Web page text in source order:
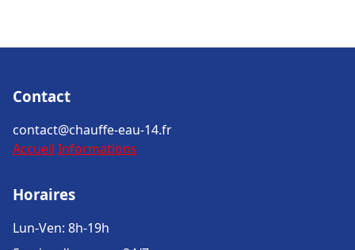
Contact
contact@chauffe-eau-14.fr
Accueil Informations
Horaires
Lun-Ven: 8h-19h